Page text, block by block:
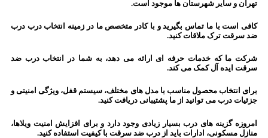
تهران و سایر شهرستان ها موجود است.
کافی است با ما تماس بگیرید و با کادر متخصص ما در زمینه انتخاب درب درب
ضد سرقت ترک ملاقات کنید.
شرکت ما که خدمات حرفه ای ارائه می دهد، به شما در انتخاب درب ضد
سرقت ایده آل کمک می کند.
برای انتخاب محصول مناسب با مدل های مختلف، سیستم قفل، ویژگی امنیتی و
جزئیات درب می توانید از ما پشتیبانی دریافت کنید.
امروزه گزینه های درب بسیار زیادی وجود دارد و برای افزایش امنیت ویلاها،
منازل مسکونی، ادارات باید از درب ضد سرقت با کیفیت استفاده کنید.